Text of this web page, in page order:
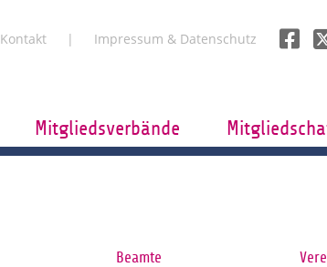
Kontakt Impressum & Datenschutz
Mitgliedsverbände
Beamte